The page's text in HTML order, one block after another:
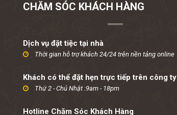
CHĂM SÓC KHÁCH HÀNG
Dịch vụ đặt tiệc tại nhà
Thời gian hỗ trợ khách 24/24 trên nền tảng online
Khách có thể đặt hẹn trực tiếp trên công ty
Thứ 2 - Chủ Nhật :9am - 18pm
Hotline Chăm Sóc Khách Hàng